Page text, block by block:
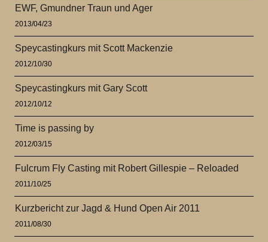
EWF, Gmundner Traun und Ager
2013/04/23
Speycastingkurs mit Scott Mackenzie
2012/10/30
Speycastingkurs mit Gary Scott
2012/10/12
Time is passing by
2012/03/15
Fulcrum Fly Casting mit Robert Gillespie – Reloaded
2011/10/25
Kurzbericht zur Jagd & Hund Open Air 2011
2011/08/30